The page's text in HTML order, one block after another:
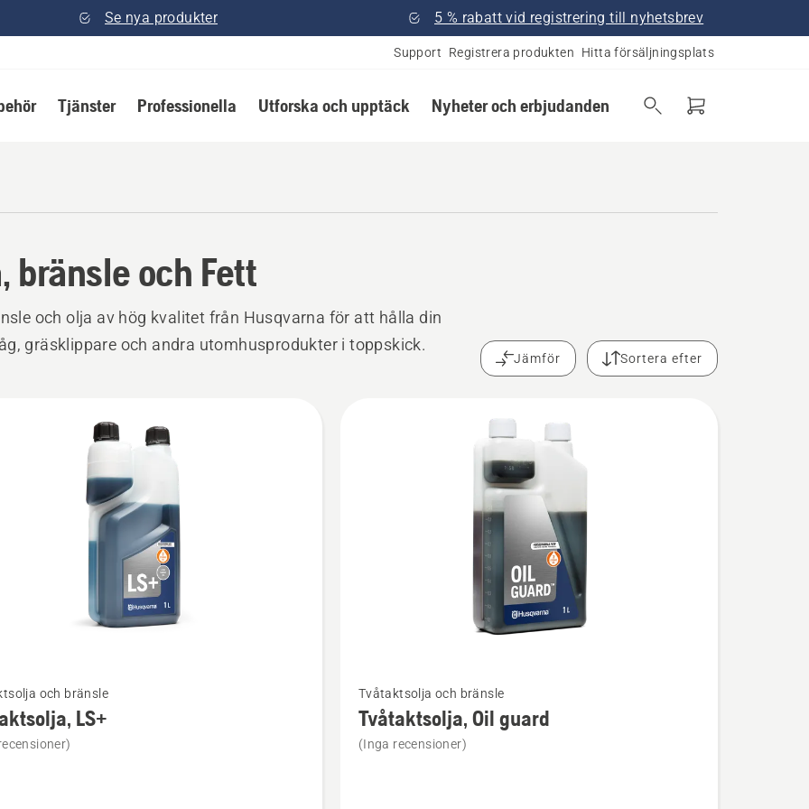
Se nya produkter 5 % rabatt vid registrering till nyhetsbrev
Support Registrera produkten Hitta försäljningsplats
Tjänster Professionella Utforska och upptäck Nyheter och erbjudanden
bränsle och Fett
och olja av hög kvalitet från Husqvarna för att hålla din
gräsklippare och andra utomhusprodukter i toppskick.
Jämför Sortera efter
och bränsle
LS+
mer
information
om
Tvåtaktsolja och bränsle
Tvåtaktsolja, Oil guard
(Inga recensioner)